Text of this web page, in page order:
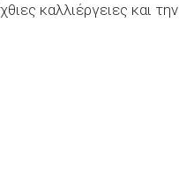
καλλιέργειες και την